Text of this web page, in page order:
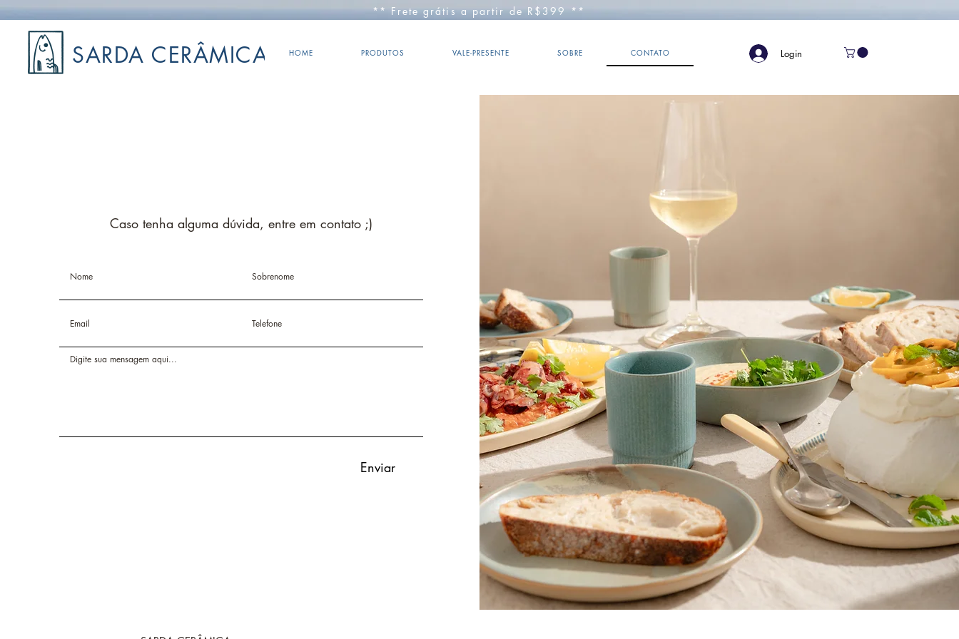
** Frete grátis a partir de R$399 **
SARDA CERÂMICA Login
HOME PRODUTOS VALE-PRESENTE SOBRE CONTATO
Caso tenha alguma dúvida, entre em contato ;)
Enviar